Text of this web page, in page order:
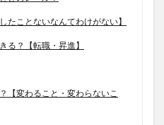
たことないなんてわけがない】
る？【転職・昇進】
【変わること・変わらないこ